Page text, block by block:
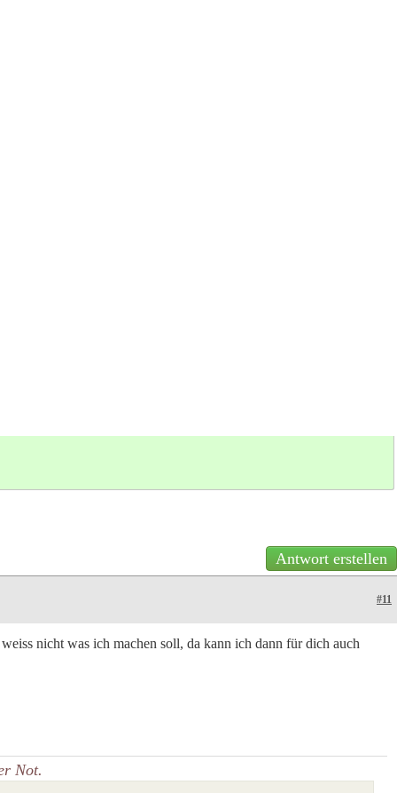
Antwort erstellen
#11
nicht was ich machen soll, da kann ich dann für dich auch
Not.